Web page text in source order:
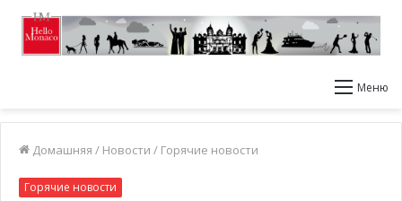
Меню
Домашняя / Новости / Горячие новости
Горячие новости